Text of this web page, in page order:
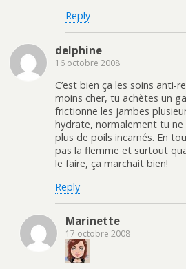
Reply
delphine
16 octobre 2008
C’est bien ça les soins anti-
moins cher, tu achètes un
frictionne les jambes
hydrate, normalement tu ne
plus de poils incarnés. En
pas la flemme et surtout
le faire, ça marchait bien!
Reply
Marinette
17 octobre 2008